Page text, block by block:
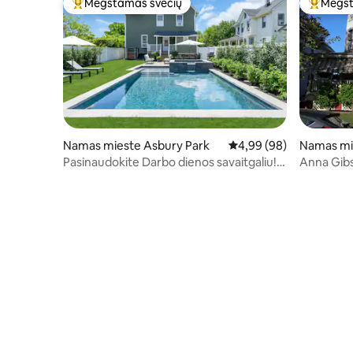
Svečių mėgstamiausias
Mėgstamas svečių
Namas mieste Asbury Park Vidutinis įvertinimas:
4,99 (98)
Pasinaudokite Darbo dienos savaitgaliu!
Svečių
Namas
Anna